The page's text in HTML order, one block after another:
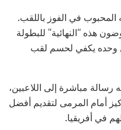
في الفوز باللقب.
هذه “النهائية” للبطولة
وحده يكفي لحسم لقب
رسالة مباشرة إلى اللاعبين،
أمام المرمى لتقديم أفضل
في أفريقيا.